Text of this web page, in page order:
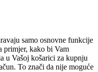
samo osnovne funkcije
primjer, kako bi Vam
u Vašoj košarici za kupnju
To znači da nije moguće